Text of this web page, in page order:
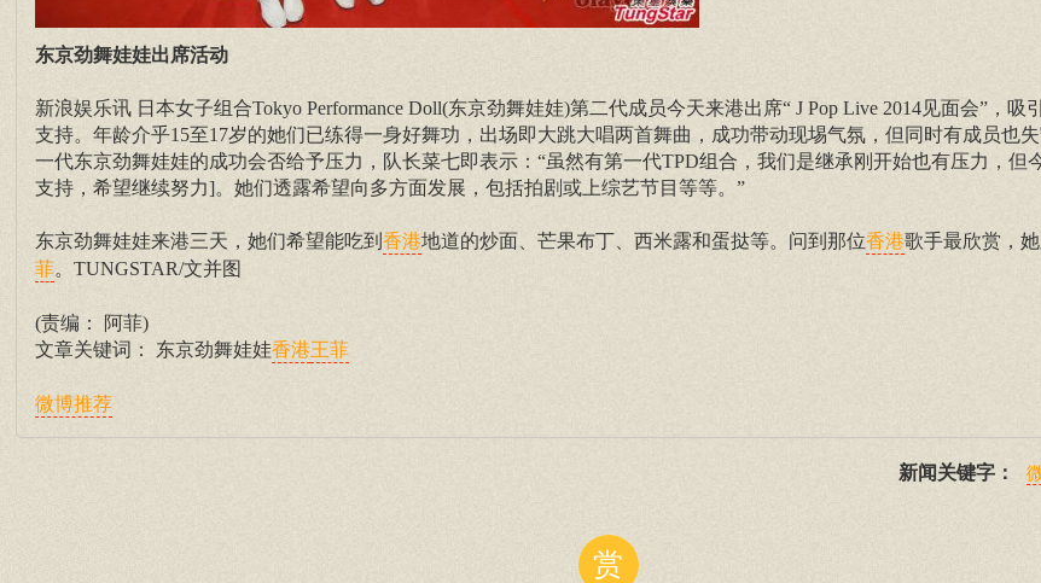
东京劲舞娃娃出席活动
新浪娱乐讯 日本女子组合Tokyo Performance Doll(东京劲舞娃娃)第二代成员今天来港出席“ J Pop Live 2014见面会”，吸
支持。年龄介乎15至17岁的她们已练得一身好舞功，出场即大跳大唱两首舞曲，成功带动现埸气氛，但同时有成员也
一代东京劲舞娃娃的成功会否给予压力，队长菜七即表示：“虽然有第一代TPD组合，我们是继承刚开始也有压力，但
支持，希望继续努力]。她们透露希望向多方面发展，包括拍剧或上综艺节目等等。”
东京劲舞娃娃来港三天，她们希望能吃到 香港地道的炒面、芒果布丁、西米露和蛋挞等。问到那位香港歌手最欣赏，
菲。TUNGSTAR/文并图
(责编： 阿菲)
文章关键词： 东京劲舞娃娃香港王菲
微博推荐
新闻关键字：
赏